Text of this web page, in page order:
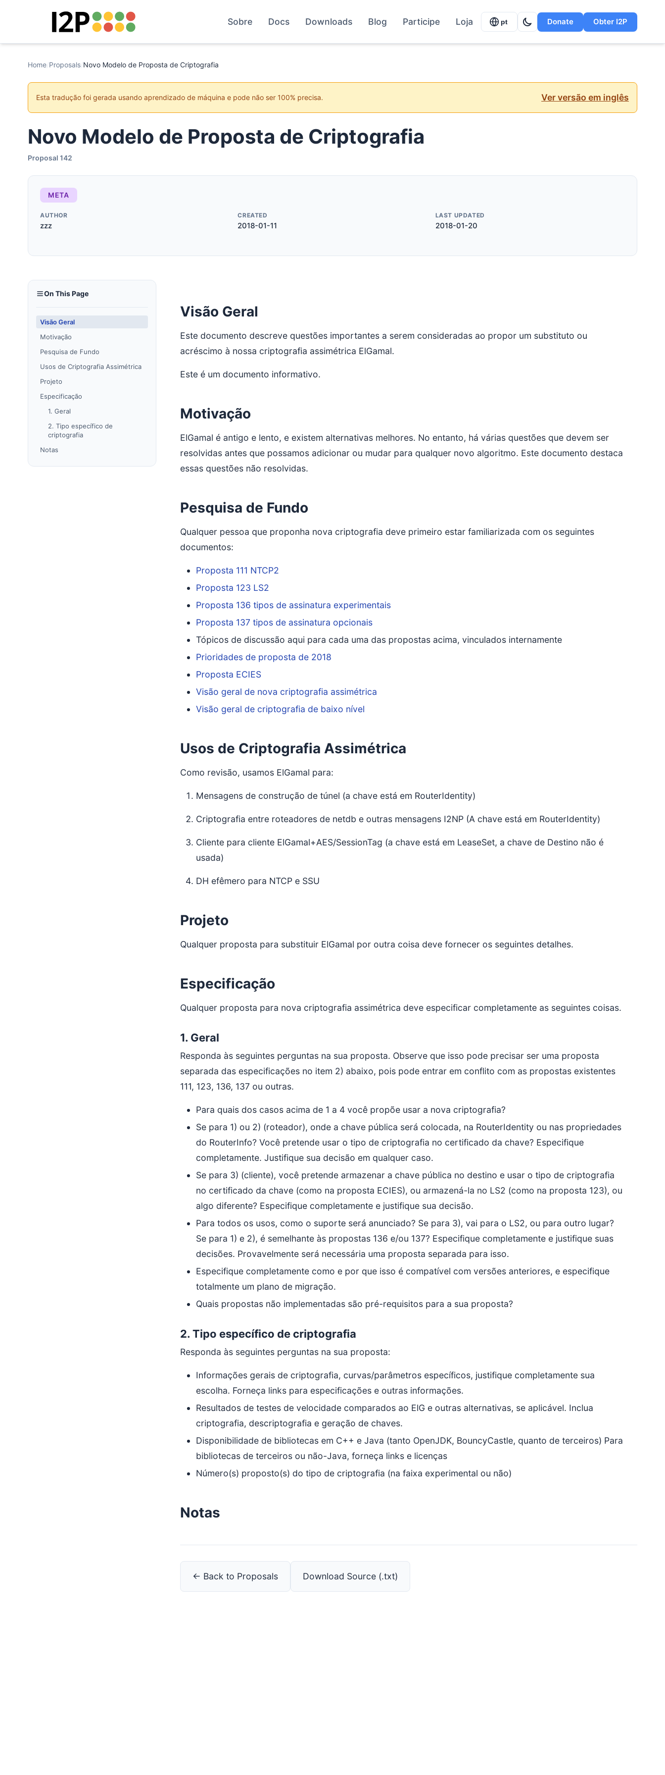
Sobre Docs Downloads Blog Participe Loja pt Donate Obter I2P
Home/Proposals/Novo Modelo de Proposta de Criptografia
Esta tradução foi gerada usando aprendizado de máquina e pode não ser 100% precisa. Ver versão em inglês
Novo Modelo de Proposta de Criptografia
Proposal 142
META
AUTHOR
zzz
CREATED
2018-01-11
LAST UPDATED
2018-01-20
On This Page
Visão Geral
Motivação
Pesquisa de Fundo
Usos de Criptografia Assimétrica
Projeto
Especificação
1. Geral
2. Tipo específico de
criptografia
Notas
Visão Geral
Este documento descreve questões importantes a serem consideradas ao propor um substituto ou
acréscimo à nossa criptografia assimétrica ElGamal.
Este é um documento informativo.
Motivação
ElGamal é antigo e lento, e existem alternativas melhores. No entanto, há várias questões que devem ser
resolvidas antes que possamos adicionar ou mudar para qualquer novo algoritmo. Este documento destaca
essas questões não resolvidas.
Pesquisa de Fundo
Qualquer pessoa que proponha nova criptografia deve primeiro estar familiarizada com os seguintes
documentos:
Proposta 111 NTCP2
Proposta 123 LS2
Proposta 136 tipos de assinatura experimentais
Proposta 137 tipos de assinatura opcionais
Tópicos de discussão aqui para cada uma das propostas acima, vinculados internamente
Prioridades de proposta de 2018
Proposta ECIES
Visão geral de nova criptografia assimétrica
Visão geral de criptografia de baixo nível
Usos de Criptografia Assimétrica
Como revisão, usamos ElGamal para:
Mensagens de construção de túnel (a chave está em RouterIdentity)
Criptografia entre roteadores de netdb e outras mensagens I2NP (A chave está em RouterIdentity)
Cliente para cliente ElGamal+AES/SessionTag (a chave está em LeaseSet, a chave de Destino não é
usada)
DH efêmero para NTCP e SSU
Projeto
Qualquer proposta para substituir ElGamal por outra coisa deve fornecer os seguintes detalhes.
Especificação
Qualquer proposta para nova criptografia assimétrica deve especificar completamente as seguintes coisas.
1. Geral
Responda às seguintes perguntas na sua proposta. Observe que isso pode precisar ser uma proposta
separada das especificações no item 2) abaixo, pois pode entrar em conflito com as propostas existentes
111, 123, 136, 137 ou outras.
Para quais dos casos acima de 1 a 4 você propõe usar a nova criptografia?
Se para 1) ou 2) (roteador), onde a chave pública será colocada, na RouterIdentity ou nas propriedades
do RouterInfo? Você pretende usar o tipo de criptografia no certificado da chave? Especifique
completamente. Justifique sua decisão em qualquer caso.
Se para 3) (cliente), você pretende armazenar a chave pública no destino e usar o tipo de criptografia
no certificado da chave (como na proposta ECIES), ou armazená-la no LS2 (como na proposta 123), ou
algo diferente? Especifique completamente e justifique sua decisão.
Para todos os usos, como o suporte será anunciado? Se para 3), vai para o LS2, ou para outro lugar?
Se para 1) e 2), é semelhante às propostas 136 e/ou 137? Especifique completamente e justifique suas
decisões. Provavelmente será necessária uma proposta separada para isso.
Especifique completamente como e por que isso é compatível com versões anteriores, e especifique
totalmente um plano de migração.
Quais propostas não implementadas são pré-requisitos para a sua proposta?
2. Tipo específico de criptografia
Responda às seguintes perguntas na sua proposta:
Informações gerais de criptografia, curvas/parâmetros específicos, justifique completamente sua
escolha. Forneça links para especificações e outras informações.
Resultados de testes de velocidade comparados ao ElG e outras alternativas, se aplicável. Inclua
criptografia, descriptografia e geração de chaves.
Disponibilidade de bibliotecas em C++ e Java (tanto OpenJDK, BouncyCastle, quanto de terceiros) Para
bibliotecas de terceiros ou não-Java, forneça links e licenças
Número(s) proposto(s) do tipo de criptografia (na faixa experimental ou não)
Notas
← Back to Proposals Download Source (.txt)